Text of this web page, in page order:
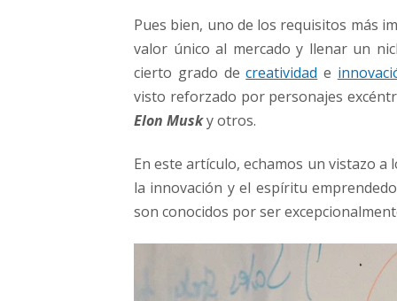
e
s
p
r
i
u
e
m
r
Pues bien, uno de los requisitos más
valor único al mercado y llenar un
cierto grado decreatividad e
visto reforzado por personajes
Elon Musky otros.
En este artículo, echamos un vistazo
la innovación y el espíritu
son conocidos por ser